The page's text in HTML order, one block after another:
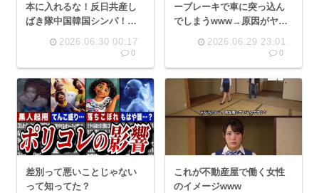
本に入れるな！反日共産し
ばき隊中国韓国シンパ！」
2026.06.30 00:17
0
ーブレーキで車に突っ込ん
でしまうwww→原因がヤバ
2026.06.29 23:01
0
差別って悪いことじゃない
って知ってた？
これが不動産屋で働く女性
のイメージwww